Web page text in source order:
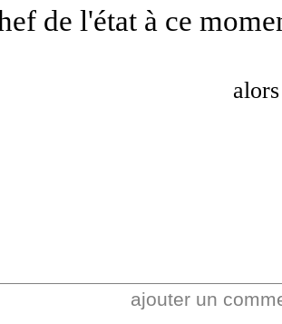
de l'état à ce
ajouter un